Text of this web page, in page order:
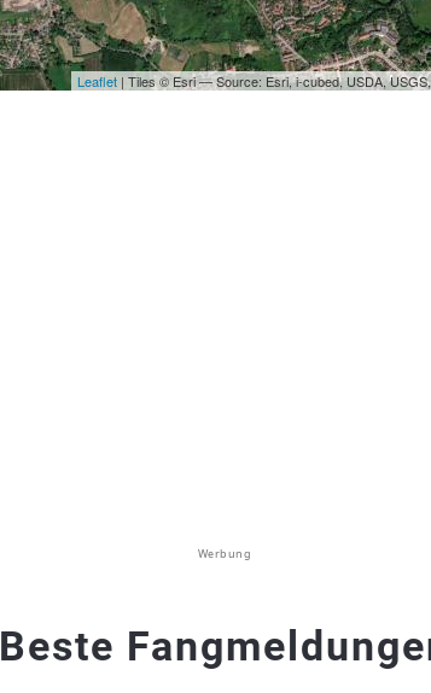
Leaflet | Tiles © Esri — Source: Esri, i-cubed, USDA,
Werbung
Beste